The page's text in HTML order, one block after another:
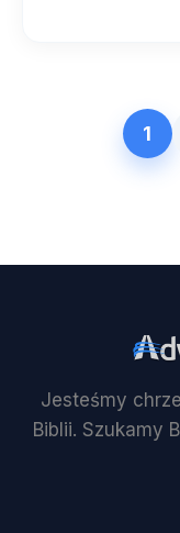
1
Jesteśmy
Biblii. Szukamy